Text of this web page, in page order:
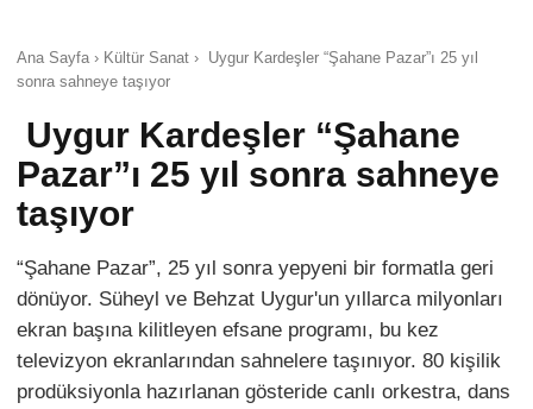
Ana Sayfa › Kültür Sanat › Uygur Kardeşler “Şahane Pazar”ı 25 yıl
sonra sahneye taşıyor
Uygur Kardeşler “Şahane
Pazar”ı 25 yıl sonra sahneye
taşıyor
“Şahane Pazar”, 25 yıl sonra yepyeni bir formatla geri
dönüyor. Süheyl ve Behzat Uygur'un yıllarca milyonları
ekran başına kilitleyen efsane programı, bu kez
televizyon ekranlarından sahnelere taşınıyor. 80 kişilik
prodüksiyonla hazırlanan gösteride canlı orkestra, dans